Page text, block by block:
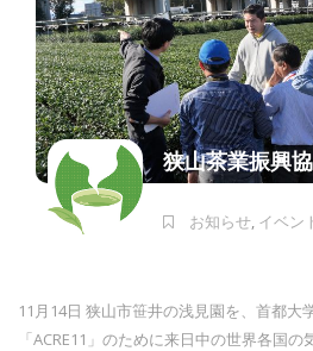
狭山茶業振興
お知らせ, イベン
11月14日 狭山市笹井の浅見園を、首都大
「ACRE1 1」のために来日中の世界各国の